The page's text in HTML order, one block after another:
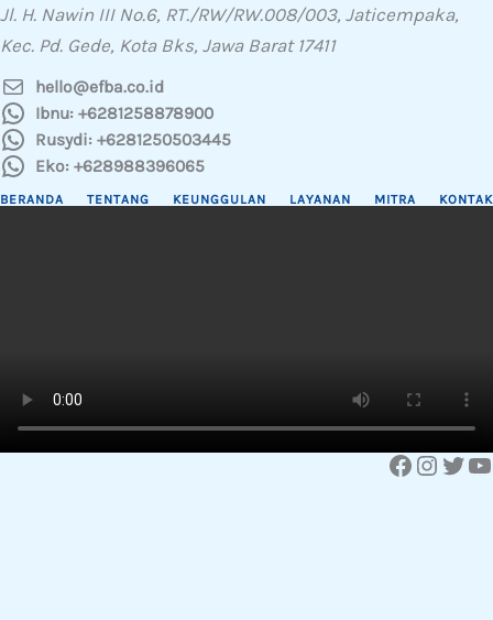
Jl. H. Nawin III No.6, RT./RW/RW.008/003, Jaticempaka,
Kec. Pd. Gede, Kota Bks, Jawa Barat 17411
hello@efba.co.id
Ibnu: +6281258878900
Rusydi: +6281250503445
Eko: +628988396065
BERANDA TENTANG KEUNGGULAN LAYANAN MITRA KONTAK
Facebook Instagram Twitter YouTube